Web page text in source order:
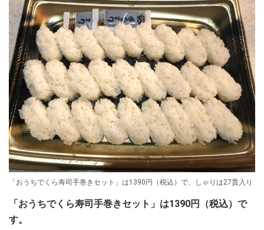
「おうちでくら寿司手巻きセット」は1390円（税込）で、しゃりは27貫入り
「おうちでくら寿司手巻きセット」は1390円（税込）で
す。